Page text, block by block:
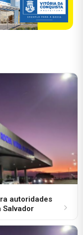
autoridades
Salvador